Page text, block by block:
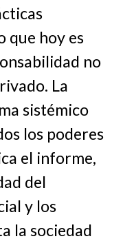
que hoy es
no
La
sistémico
los poderes
el informe,
del
y los
la sociedad